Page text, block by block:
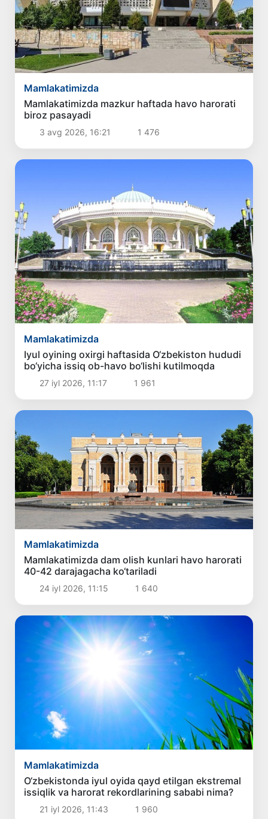
Mamlakatimizda
Mamlakatimizda mazkur haftada havo harorati
biroz pasayadi
3 avg 2026, 16:21 1 476
Mamlakatimizda
Iyul oyining oxirgi haftasida O‘zbekiston hududi
bo‘yicha issiq ob-havo bo‘lishi kutilmoqda
27 iyl 2026, 11:17 1 961
Mamlakatimizda
Mamlakatimizda dam olish kunlari havo harorati
40-42 darajagacha ko‘tariladi
24 iyl 2026, 11:15 1 640
Mamlakatimizda
O‘zbekistonda iyul oyida qayd etilgan ekstremal
issiqlik va harorat rekordlarining sababi nima?
21 iyl 2026, 11:43 1 960